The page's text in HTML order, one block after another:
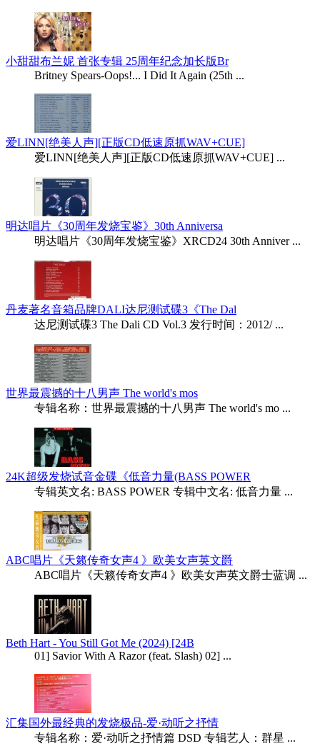
小甜甜布兰妮 首张专辑 25周年纪念加长版Br
Britney Spears-Oops!... I Did It Again (25th ...
爱LINN[绝美人声][正版CD低速原抓WAV+CUE]
爱LINN[绝美人声][正版CD低速原抓WAV+CUE] ...
明达唱片《30周年发烧宝鉴》30th Anniversa
明达唱片《30周年发烧宝鉴》XRCD24 30th Anniver ...
丹麦著名音箱品牌DALI达尼测试碟3《The Dal
达尼测试碟3 The Dali CD Vol.3 发行时间：2012/ ...
世界最震撼的十八男声 The world's mos
专辑名称：世界最震撼的十八男声 The world's mo ...
24K超级发烧试音金碟《低音力量(BASS POWER
专辑英文名: BASS POWER 专辑中文名: 低音力量 ...
ABC唱片《天籁传奇女声4 》欧美女声英文爵
ABC唱片《天籁传奇女声4 》欧美女声英文爵士蓝调 ...
Beth Hart - You Still Got Me (2024) [24B
01] Savior With A Razor (feat. Slash) 02] ...
汇集国外最经典的发烧极品-爱·动听之抒情
专辑名称：爱·动听之抒情篇 DSD 专辑艺人：群星 ...